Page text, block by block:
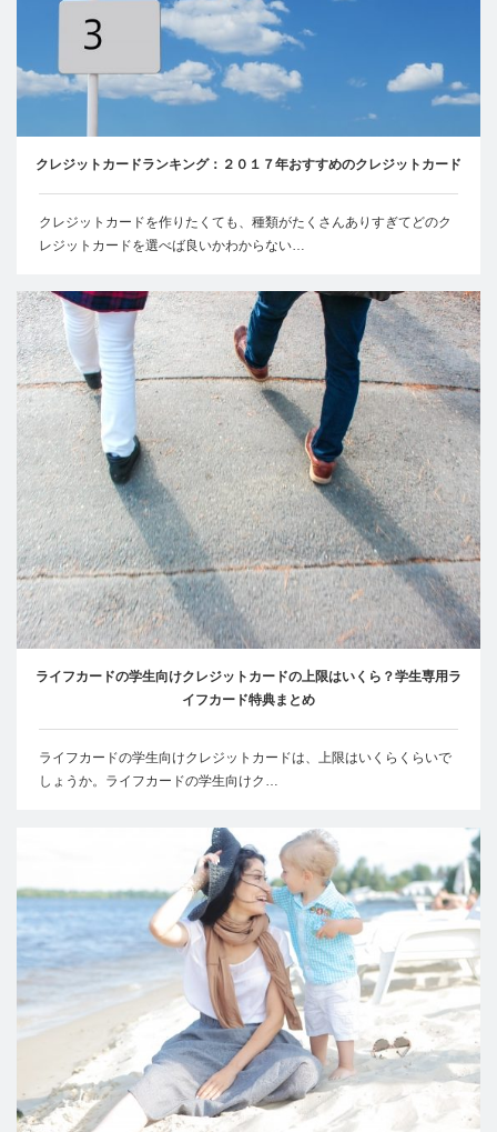
クレジットカードランキング：２０１７年おすすめのクレジットカード
クレジットカードを作りたくても、種類がたくさんありすぎてどのク
レジットカードを選べば良いかわからない…
ライフカードの学生向けクレジットカードの上限はいくら？学生専用ラ
イフカード特典まとめ
ライフカードの学生向けクレジットカードは、上限はいくらくらいで
しょうか。ライフカードの学生向けク…